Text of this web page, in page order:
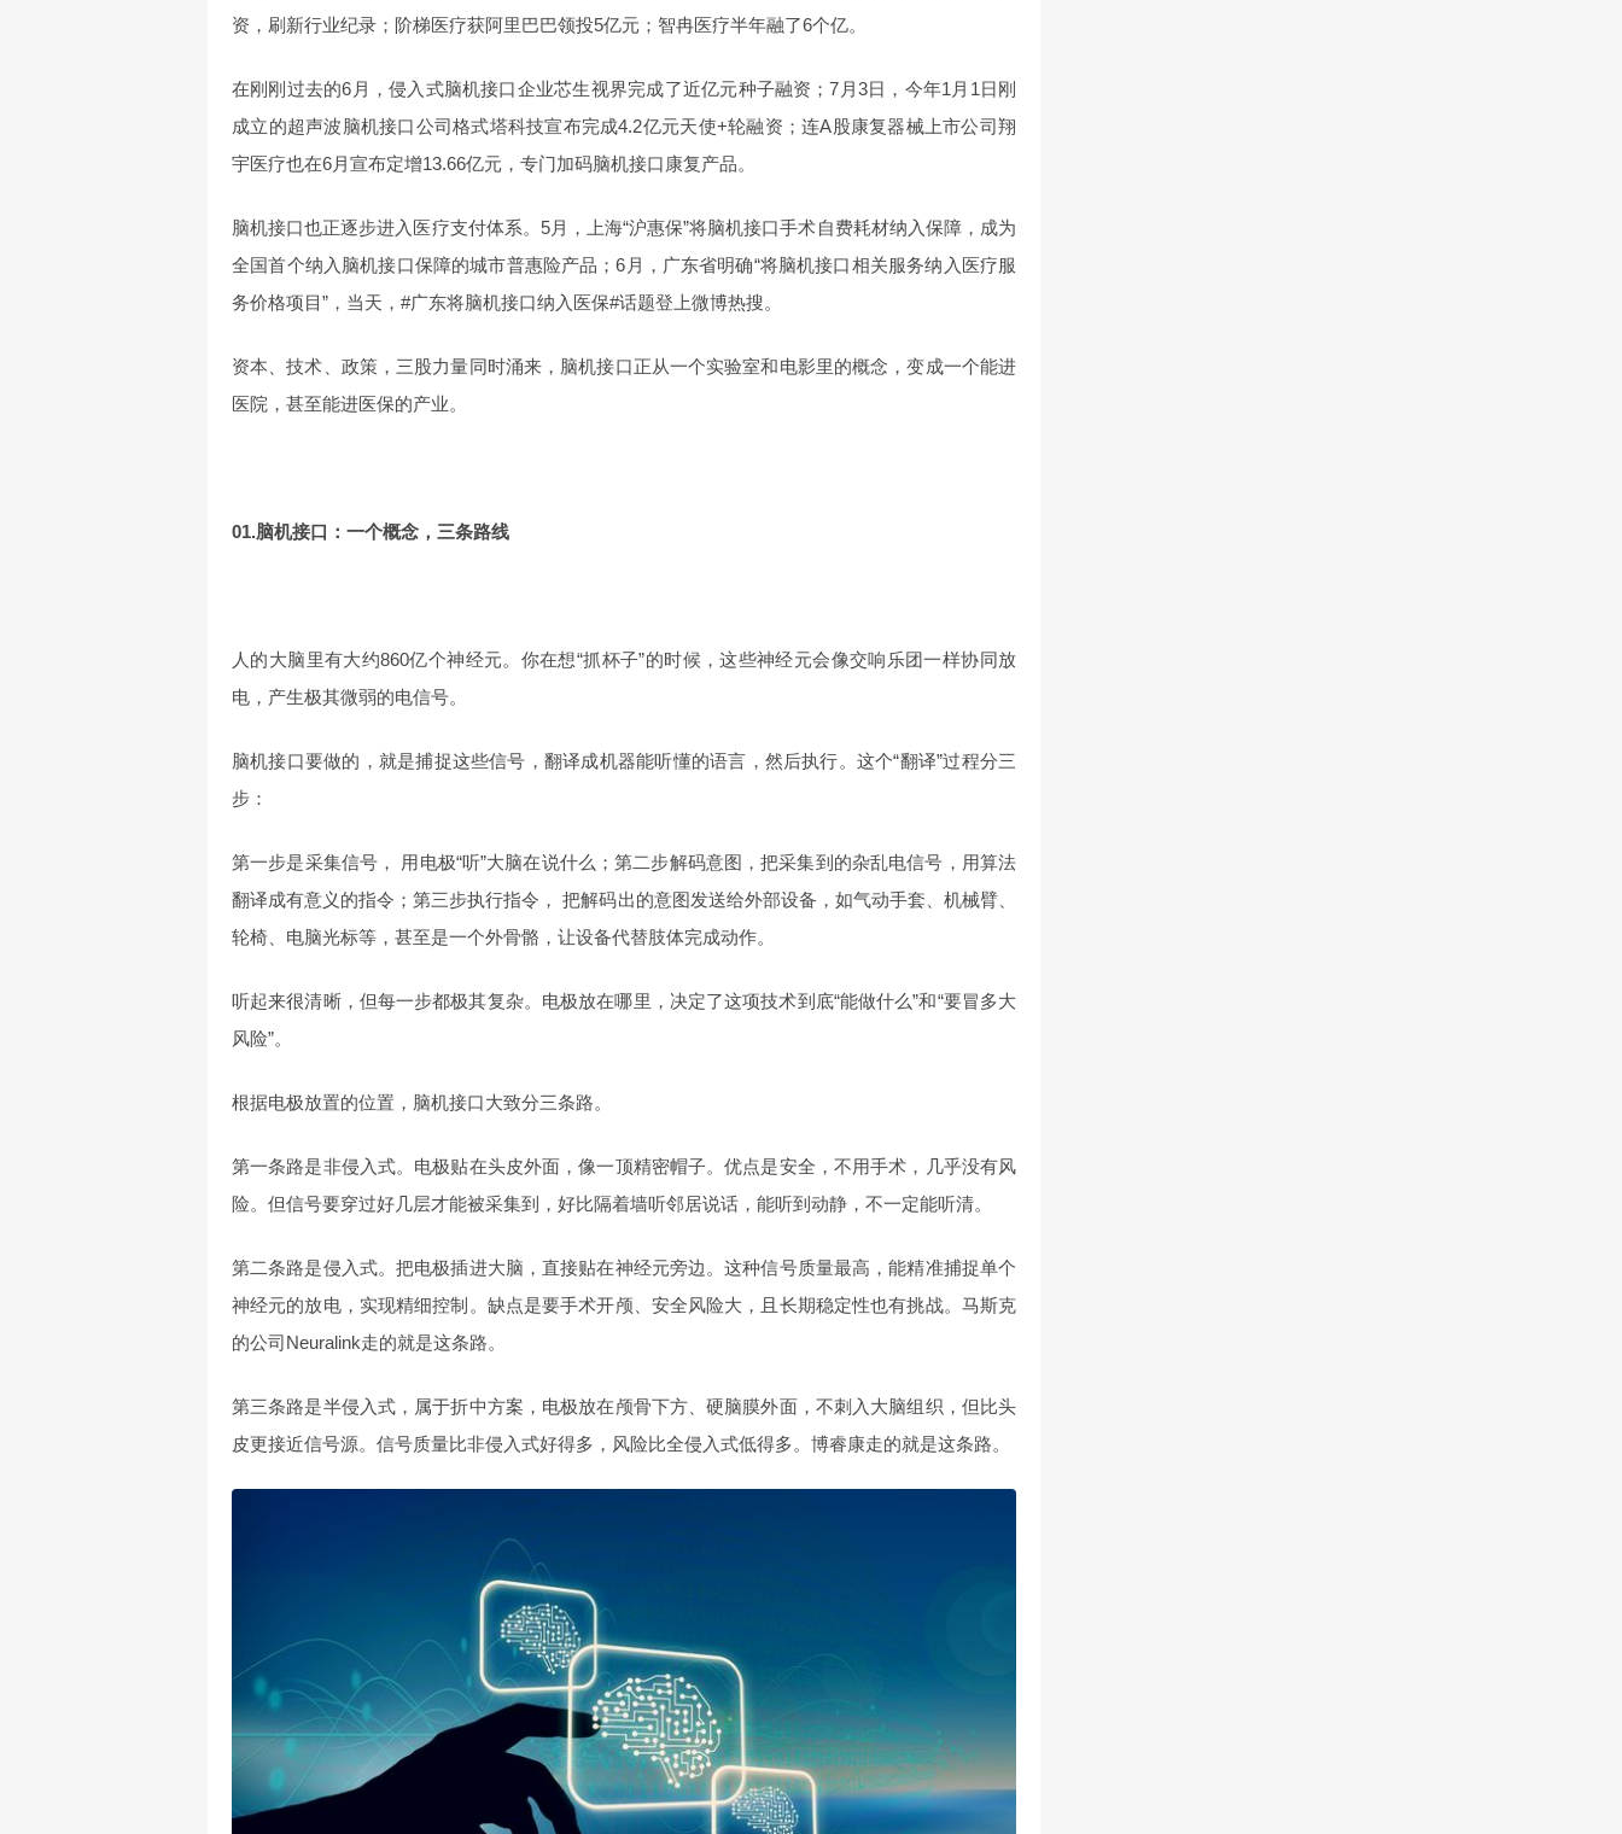
资，刷新行业纪录；阶梯医疗获阿里巴巴领投5亿元；智冉医疗半年融了6个亿。
在刚刚过去的6月，侵入式脑机接口企业芯生视界完成了近亿元种子融资；7月3日，今年1月1日刚
成立的超声波脑机接口公司格式塔科技宣布完成4.2亿元天使+轮融资；连A股康复器械上市公司翔
宇医疗也在6月宣布定增13.66亿元，专门加码脑机接口康复产品。
脑机接口也正逐步进入医疗支付体系。5月，上海“沪惠保”将脑机接口手术自费耗材纳入保障，成为
全国首个纳入脑机接口保障的城市普惠险产品；6月，广东省明确“将脑机接口相关服务纳入医疗服
务价格项目”，当天，#广东将脑机接口纳入医保#话题登上微博热搜。
资本、技术、政策，三股力量同时涌来，脑机接口正从一个实验室和电影里的概念，变成一个能进
医院，甚至能进医保的产业。
01.脑机接口：一个概念，三条路线
人的大脑里有大约860亿个神经元。你在想“抓杯子”的时候，这些神经元会像交响乐团一样协同放
电，产生极其微弱的电信号。
脑机接口要做的，就是捕捉这些信号，翻译成机器能听懂的语言，然后执行。这个“翻译”过程分三
步：
第一步是采集信号， 用电极“听”大脑在说什么；第二步解码意图，把采集到的杂乱电信号，用算法
翻译成有意义的指令；第三步执行指令， 把解码出的意图发送给外部设备，如气动手套、机械臂、
轮椅、电脑光标等，甚至是一个外骨骼，让设备代替肢体完成动作。
听起来很清晰，但每一步都极其复杂。电极放在哪里，决定了这项技术到底“能做什么”和“要冒多大
风险”。
根据电极放置的位置，脑机接口大致分三条路。
第一条路是非侵入式。电极贴在头皮外面，像一顶精密帽子。优点是安全，不用手术，几乎没有风
险。但信号要穿过好几层才能被采集到，好比隔着墙听邻居说话，能听到动静，不一定能听清。
第二条路是侵入式。把电极插进大脑，直接贴在神经元旁边。这种信号质量最高，能精准捕捉单个
神经元的放电，实现精细控制。缺点是要手术开颅、安全风险大，且长期稳定性也有挑战。马斯克
的公司Neuralink走的就是这条路。
第三条路是半侵入式，属于折中方案，电极放在颅骨下方、硬脑膜外面，不刺入大脑组织，但比头
皮更接近信号源。信号质量比非侵入式好得多，风险比全侵入式低得多。博睿康走的就是这条路。